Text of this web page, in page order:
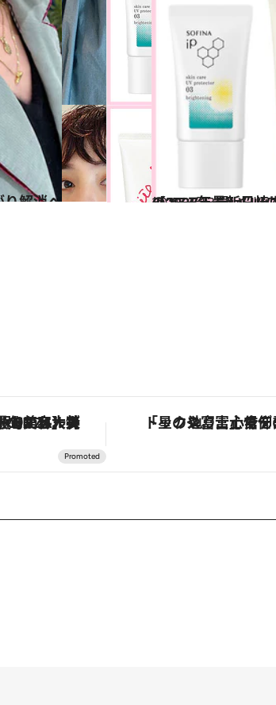
2025.4.13
【2025年最新日焼け止め】美容液級のスキンケア力に注目
ビューティ＆ヘル
【銀座で出合う最旬美容】美髪ケアや上質な眠り…セルフケアのアップデートから、特別な名入れギフトまで。大人のための「ReFa GINZA」クルーズ 「星のや富士」でデジタルデトックス。冨士信